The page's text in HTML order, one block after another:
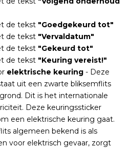
de tekst "Goedgekeurd tot"
de tekst "Vervaldatum"
de tekst "Gekeurd tot"
de tekst "Keuring vereist!"
elektrische keuring - Deze
uit een zwarte bliksemflits
Dit is het internationale
Deze keuringssticker
een elektrische keuring gaat.
algemeen bekend is als
voor elektrisch gevaar, zorgt